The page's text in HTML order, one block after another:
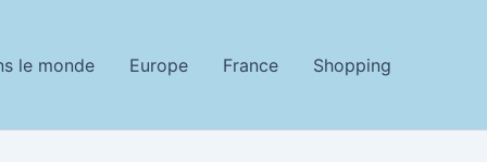
le monde Europe France Shopping